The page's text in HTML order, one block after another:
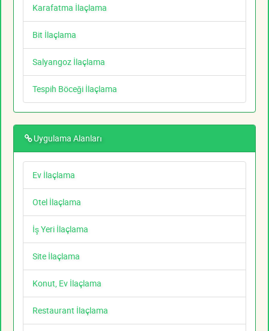
Karafatma İlaçlama
Bit İlaçlama
Salyangoz İlaçlama
Tespih Böceği İlaçlama
Uygulama Alanları
Ev İlaçlama
Otel İlaçlama
İş Yeri İlaçlama
Site İlaçlama
Konut, Ev İlaçlama
Restaurant İlaçlama